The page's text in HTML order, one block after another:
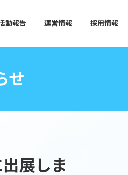
動報告 運営情報 採用情報
せ
展しま